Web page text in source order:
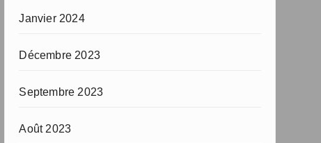
Janvier 2024
Décembre 2023
Septembre 2023
Août 2023